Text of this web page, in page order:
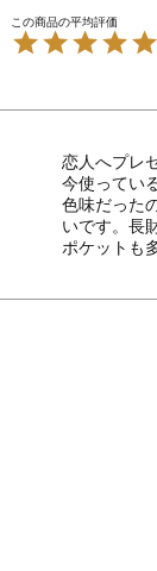
恋人へプレ
今使ってい
色味だった
いです。長
ポケットも